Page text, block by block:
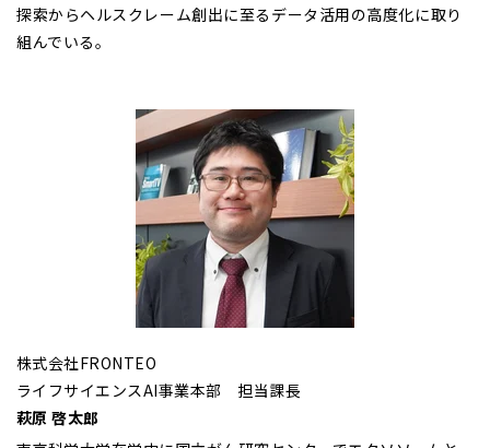
探索からヘルスクレーム創出に至るデータ活用の高度化に取り
組んでいる。
株式会社FRONTEO
ライフサイエンスAI事業本部 担当課長
萩原 啓太郎